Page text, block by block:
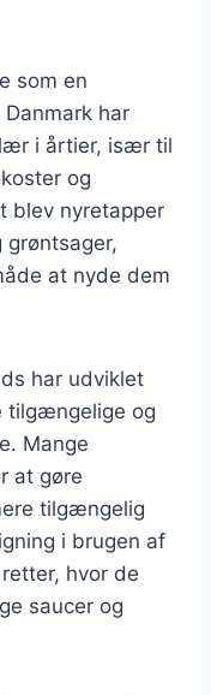
som en
har
i årtier, især til
og
blev nyretapper
at nyde dem
har udviklet
tilgængelige og
Mange
at gøre
tilgængelig
i brugen af
hvor de
saucer og